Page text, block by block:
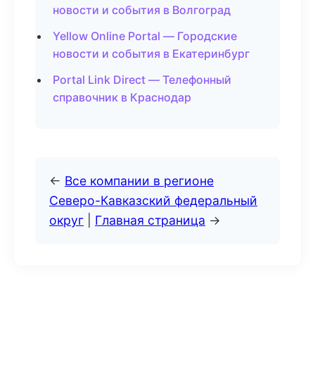
новости и события в Волгоград
Yellow Online Portal — Городские
новости и события в Екатеринбург
Portal Link Direct — Телефонный
справочник в Краснодар
← Все компании в регионе
Северо-Кавказский федеральный
округ
Главная страница →